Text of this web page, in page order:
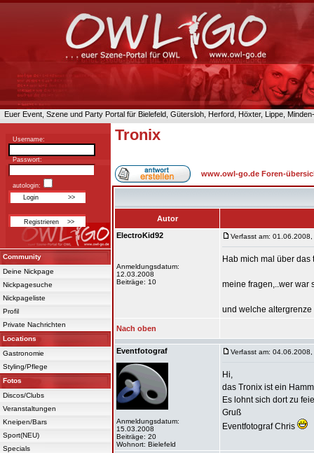
Euer Event, Szene und Party Portal für Bielefeld, Gütersloh, Herford, Höxter, Lippe,
Username:
Passwort:
autologin:
Community
Deine Nickpage
Nickpagesuche
Nickpageliste
Profil
Private Nachrichten
Locations
Gastronomie
Styling/Pflege
Fotos
Discos/Clubs
Veranstaltungen
Kneipen/Bars
Sport(NEU)
Specials
Tronix
www.owl-go.de Foren-
Autor
ElectroKid92
Anmeldungsdatum:
12.03.2008
Beiträge: 10
Verfasst am:
Hab mich mal über
meine fragen,..wer war
und welche
Nach oben
Eventfotograf
Anmeldungsdatum:
15.03.2008
Beiträge: 20
Wohnort: Bielefeld
Verfasst am:
Hi,
das Tronix ist ein
Es lohnt sich dort zu
Gruß
Eventfotograf Chris